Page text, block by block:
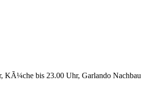
KÃ¼che bis 23.00 Uhr, Garlando Nachbau